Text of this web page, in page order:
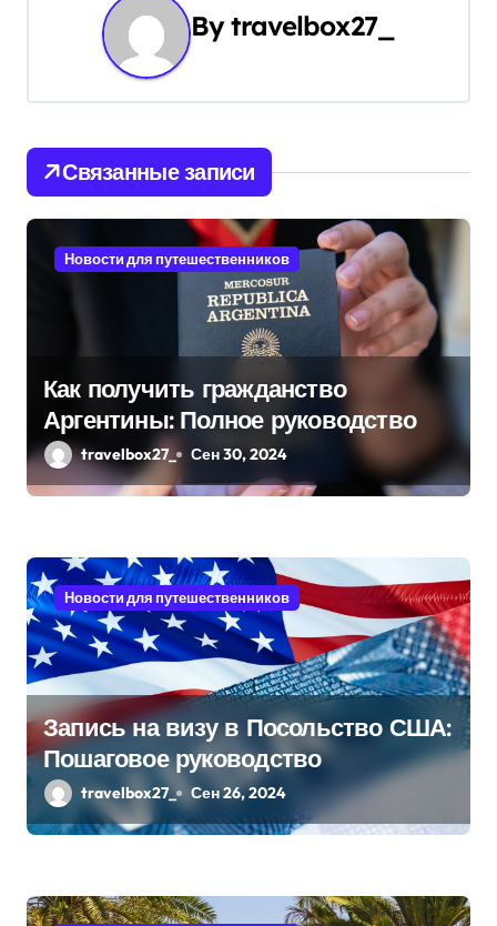
ц
и
я
п
и
я
м
Bytravelbox27_
Связанные записи
Новости для путешественников
Как получить гражданство
Аргентины: Полное руководство
travelbox27_ Сен 30, 2024
Новости для путешественников
Запись на визу в Посольство США:
Пошаговое руководство
travelbox27_ Сен 26, 2024